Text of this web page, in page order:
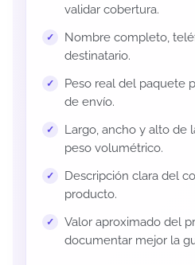
validar cobertura.
Nombre completo,
destinatario.
Peso real del paquete
de envío.
Largo, ancho y alto de
peso volumétrico.
Descripción clara del
producto.
Valor aproximado del
documentar mejor la